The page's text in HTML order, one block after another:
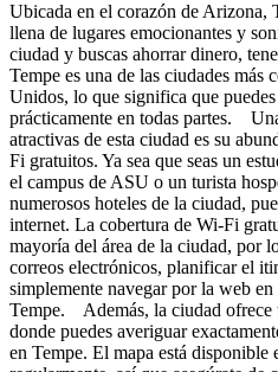
Ubicada en el corazón de Arizona,
llena de lugares emocionantes y
ciudad y buscas ahorrar dinero,
Tempe es una de las ciudades más
Unidos, lo que significa que
prácticamente en todas partes.
atractivas de esta ciudad es su
Fi gratuitos. Ya sea que seas un
el campus de ASU o un turista
numerosos hoteles de la ciudad,
internet. La cobertura de Wi-Fi
mayoría del área de la ciudad, por
correos electrónicos, planificar el
simplemente navegar por la web
Tempe. Además, la ciudad ofrece
donde puedes averiguar
en Tempe. El mapa está disponible